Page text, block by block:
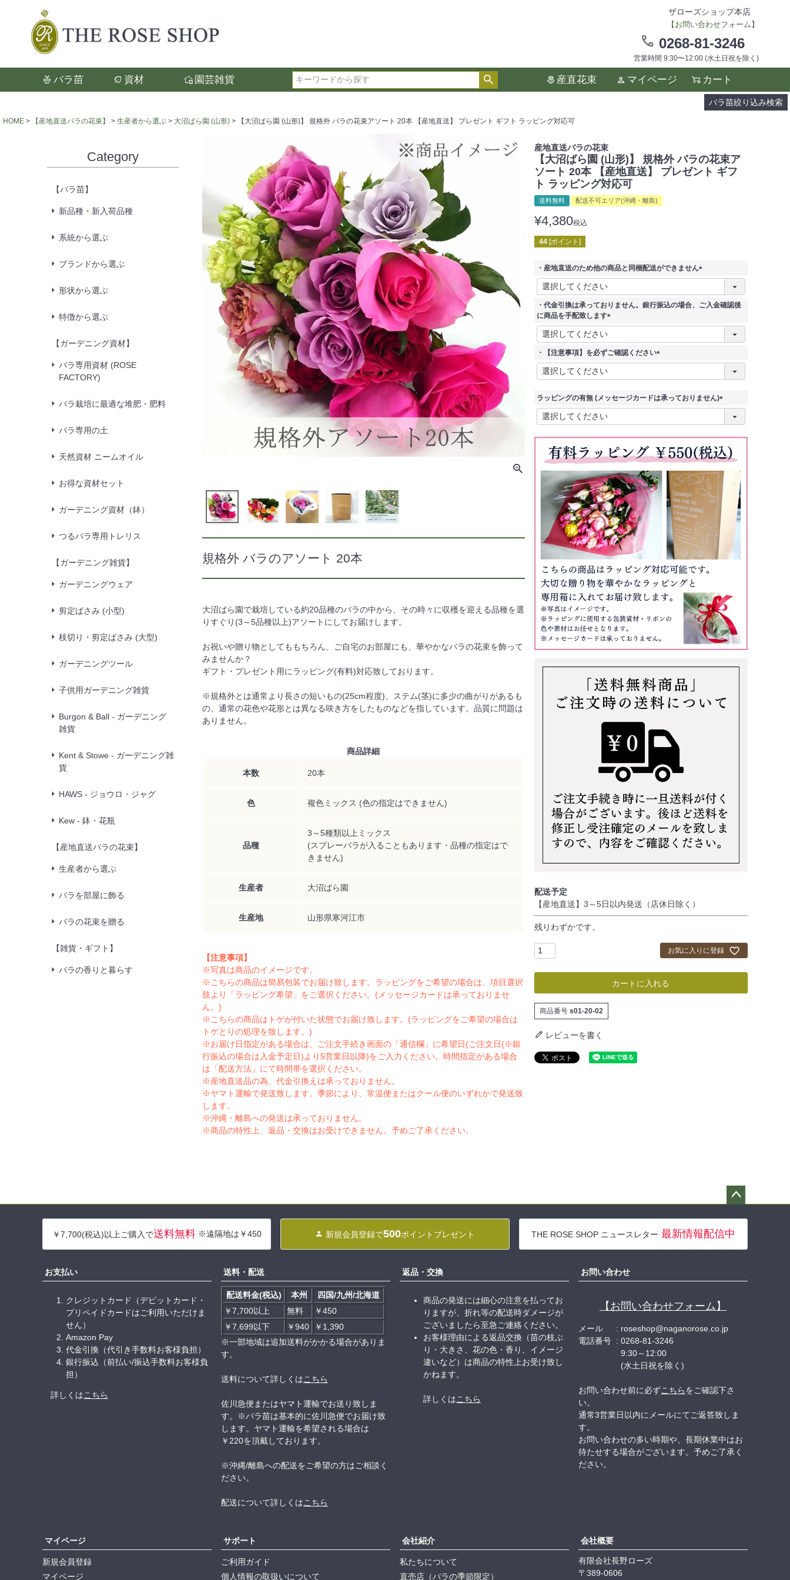
ザローズショップ本店
【お問い合わせフォーム】
0268-81-3246
営業時間 9:30〜12:00 (水土日祝を除く)
バラ苗 資材 園芸雑貨
検索 産直花束 マイページ カート
バラ苗絞り込み検索
検索
選択した項目全てに該当する品種のみ検索結果に表示されます。
タイプ、カラー、ブランドなどは1つずつ選択してください。
HOME 【産地直送バラの花束】 生産者から選ぶ 大沼ばら園 (山形) 【大沼ばら園 (山形)】 規格外 バラの花束アソート 20本 【産地直送】 プレゼント ギフト ラッピング対応可
Category
【バラ苗】
新品種・新入荷品種
系統から選ぶ
ブランドから選ぶ
形状から選ぶ
特徴から選ぶ
【ガーデニング資材】
バラ専用資材 (ROSE
FACTORY)
バラ栽培に最適な堆肥・肥料
バラ専用の土
天然資材 ニームオイル
お得な資材セット
ガーデニング資材（鉢）
つるバラ専用トレリス
【ガーデニング雑貨】
ガーデニングウェア
剪定ばさみ (小型)
枝切り・剪定ばさみ (大型)
ガーデニングツール
子供用ガーデニング雑貨
Burgon & Ball - ガーデニング
雑貨
Kent & Stowe - ガーデニング雑
貨
HAWS - ジョウロ・ジャグ
Kew - 鉢・花瓶
【産地直送バラの花束】
生産者から選ぶ
バラを部屋に飾る
バラの花束を贈る
【雑貨・ギフト】
バラの香りと暮らす
規格外 バラのアソート 20本
大沼ばら園で栽培している約20品種のバラの中から、その時々に収穫を迎える品種を選
りすぐり(3～5品種以上)アソートにしてお届けします。
お祝いや贈り物としてももちろん、ご自宅のお部屋にも、華やかなバラの花束を飾って
みませんか？
ギフト・プレゼント用にラッピング(有料)対応致しております。
※規格外とは通常より長さの短いもの(25cm程度)、ステム(茎)に多少の曲がりがあるも
の、通常の花色や花形とは異なる咲き方をしたものなどを指しています。品質に問題は
ありません。
商品詳細
本数 20本
色 複色ミックス (色の指定はできません)
品種
3～5種類以上ミックス
(スプレーバラが入ることもあります・品種の指定はで
きません)
生産者 大沼ばら園
生産地 山形県寒河江市
【注意事項】
※写真は商品のイメージです。
※こちらの商品は簡易包装でお届け致します。ラッピングをご希望の場合は、項目選択
肢より「ラッピング希望」をご選択ください。(メッセージカードは承っておりませ
ん。)
※こちらの商品はトゲが付いた状態でお届け致します。(ラッピングをご希望の場合は
トゲとりの処理を致します。)
※お届け日指定がある場合は、ご注文手続き画面の「通信欄」に希望日(ご注文日(※銀
行振込の場合は入金予定日)より5営業日以降)をご入力ください。時間指定がある場合
は「配送方法」にて時間帯を選択ください。
※産地直送品の為、代金引換えは承っておりません。
※ヤマト運輸で発送致します。季節により、常温便またはクール便のいずれかで発送致
します。
※沖縄・離島への発送は承っておりません。
※商品の特性上、返品・交換はお受けできません。予めご了承ください。
産地直送バラの花束
【大沼ばら園 (山形)】 規格外 バラの花束ア
ソート 20本 【産地直送】 プレゼント ギフ
ト ラッピング対応可
送料無料 配送不可エリア(沖縄・離島)
¥4,380税込
44 [ポイント]
・産地直送のため他の商品と同梱配送ができません
(
須
・代金引換は承っておりません。銀行振込の場合、ご入金確認後
に商品を手配致します
(
須
・【注意事項】を必ずご確認ください
(
)
ラッピングの有無 (メッセージカードは承っておりません)
(
配送予定
【産地直送】3～5日以内発送（店休日除く）
残りわずかです。
お気に入りに登録
カートに入れる
商品番号 s01-20-02
レビューを書く
ップ
へ
￥7,700(税込)以上ご購入で送料無料※遠隔地は￥450 新規会員登録で500ポイントプレゼント THE ROSE SHOP ニュースレター 最新情報配信中
お支払い
クレジットカード（デビットカード・
プリペイドカードはご利用いただけま
せん）
Amazon Pay
代金引換（代引き手数料お客様負担）
銀行振込（前払い/振込手数料お客様負
担）
詳しくはこちら
送料・配送
配送料金(税込) 本州
四国/九州/北海道
￥7,700以上
無料
￥450
￥7,699以下
￥940
￥1,390
※一部地域は追加送料がかかる場合がありま
す。
送料について詳しくはこちら
佐川急便またはヤマト運輸でお送り致しま
す。※バラ苗は基本的に佐川急便でお届け致
します。ヤマト運輸を希望される場合は
￥220を頂戴しております。
※沖縄/離島への配送をご希望の方はご相談く
ださい。
配送について詳しくはこちら
返品・交換
商品の発送には細心の注意を払ってお
りますが、折れ等の配送時ダメージが
ございましたら至急ご連絡ください。
お客様理由による返品交換（苗の枝ぶ
り・大きさ、花の色・香り、イメージ
違いなど）は商品の特性上お受け致し
かねます。
詳しくはこちら
お問い合わせ
【お問い合わせフォーム】
メール
roseshop@naganorose.co.jp
電話番号
0268-81-3246
9:30～12:00
(水土日祝を除く)
お問い合わせ前に必ずこちらをご確認下さ
い。
通常3営業日以内にメールにてご返答致しま
す。
お問い合わせの多い時期や、長期休業中はお
待たせする場合がございます。予めご了承く
ださい。
マイページ
新規会員登録
マイページ
サポート
ご利用ガイド
個人情報の取扱いについて
会社紹介
私たちについて
直売店（バラの季節限定）
会社概要
有限会社長野ローズ
389-0606